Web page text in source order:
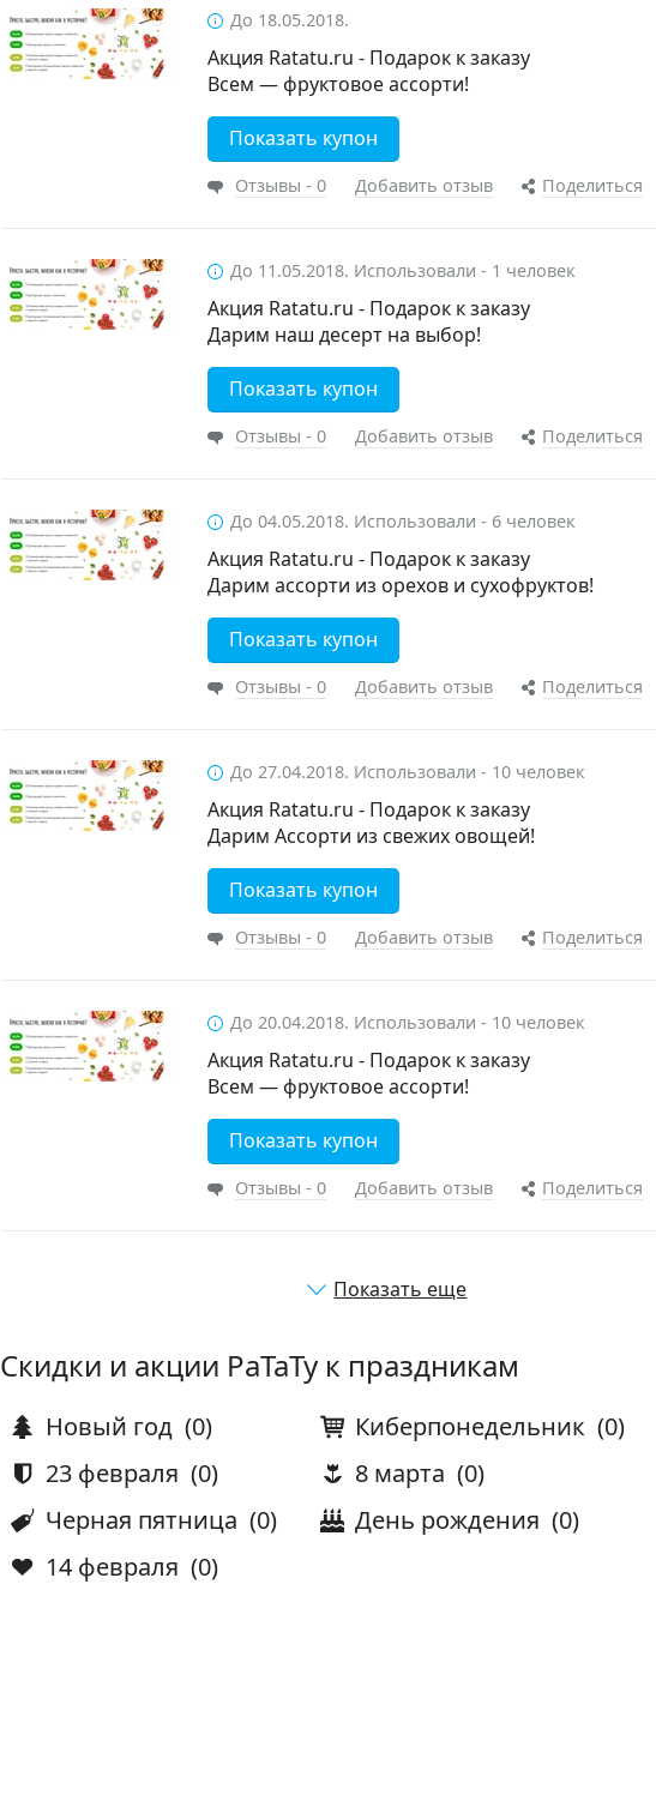
До 18.05.2018.
Акция Ratatu.ru - Подарок к заказу
Всем — фруктовое ассорти!
Показать купон
Отзывы - 0 Добавить отзыв Поделиться
До 11.05.2018. Использовали - 1 человек
Акция Ratatu.ru - Подарок к заказу
Дарим наш десерт на выбор!
Показать купон
Отзывы - 0 Добавить отзыв Поделиться
До 04.05.2018. Использовали - 6 человек
Акция Ratatu.ru - Подарок к заказу
Дарим ассорти из орехов и сухофруктов!
Показать купон
Отзывы - 0 Добавить отзыв Поделиться
До 27.04.2018. Использовали - 10 человек
Акция Ratatu.ru - Подарок к заказу
Дарим Ассорти из свежих овощей!
Показать купон
Отзывы - 0 Добавить отзыв Поделиться
До 20.04.2018. Использовали - 10 человек
Акция Ratatu.ru - Подарок к заказу
Всем — фруктовое ассорти!
Показать купон
Отзывы - 0 Добавить отзыв Поделиться
Показать еще
Скидки и акции РаТаТу к праздникам
Новый год (0) Киберпонедельник (0)
23 февраля (0) 8 марта (0)
Черная пятница (0) День рождения (0)
14 февраля (0)